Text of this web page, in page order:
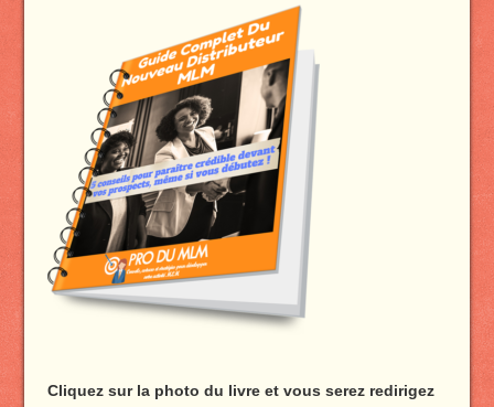
Cliquez sur la photo du livre et vous serez redirigez